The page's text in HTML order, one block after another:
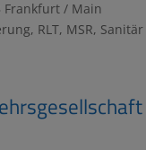
Frankfurt / Main
RLT, MSR, Sanitär